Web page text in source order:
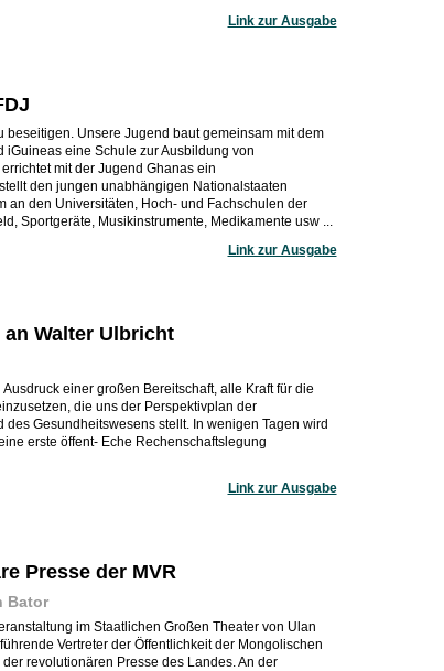
Link zur Ausgabe
beseitigen. Unsere Jugend baut gemeinsam mit dem
iGuineas eine Schule zur Ausbildung von
mit der Jugend Ghanas ein
den jungen unabhängigen Nationalstaaten
an den Universitäten, Hoch- und Fachschulen der
Sportgeräte, Musikinstrumente, Medikamente usw ...
Link zur Ausgabe
Walter Ulbricht
einer großen Bereitschaft, alle Kraft für die
die uns der Perspektivplan der
Gesundheitswesens stellt. In wenigen Tagen wird
erste öffent- Eche Rechenschaftslegung
Link zur Ausgabe
Presse der MVR
Bator
im Staatlichen Großen Theater von Ulan
Vertreter der Öffentlichkeit der Mongolischen
revolutionären Presse des Landes. An der